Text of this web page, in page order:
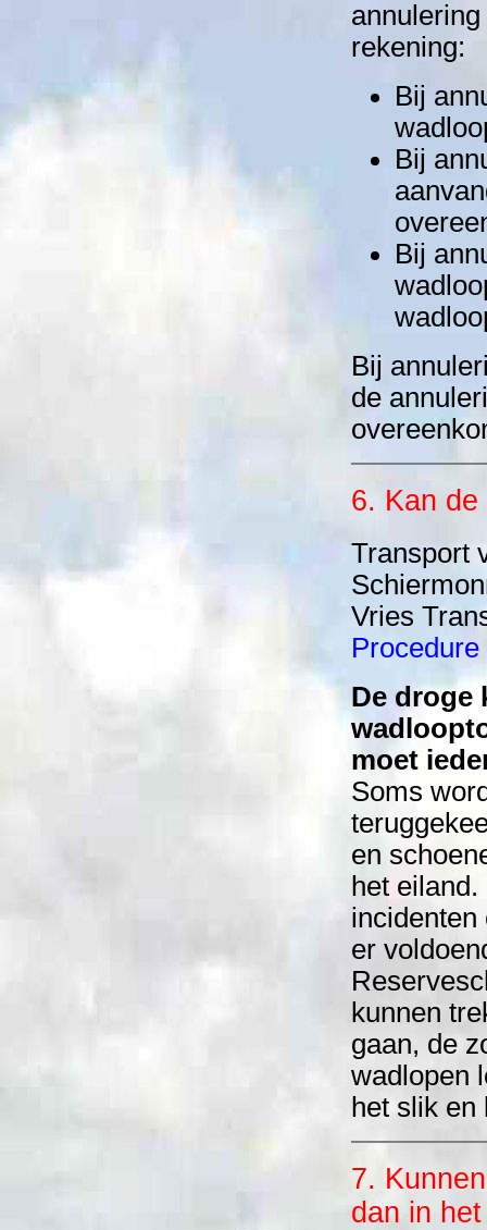
rekening:
Bij
Bij
Bij
Bij
de
6. Kan
Transport
Vries
De droge
moet
Soms
en
het
incidenten
er
kunnen
gaan, de
wadlopen
het slik
7.
dan in